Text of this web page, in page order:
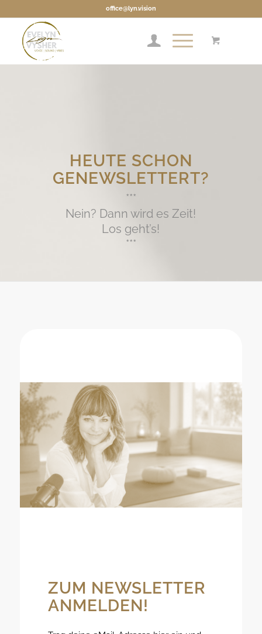
office@lyn.vision
HEUTE SCHON
GENEWSLETTERT?
***
Nein? Dann wird es Zeit!
Los geht’s!
***
ZUM NEWSLETTER
ANMELDEN!